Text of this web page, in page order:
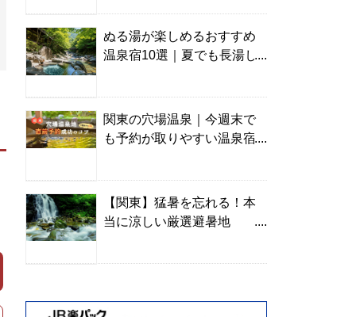
ぬる湯が楽しめるおすすめ
温泉宿10選｜夏でも長湯し
関東の穴場温泉｜今週末で
も予約が取りやすい温泉宿
【関東】猛暑を忘れる！本
当に涼しい厳選避暑地